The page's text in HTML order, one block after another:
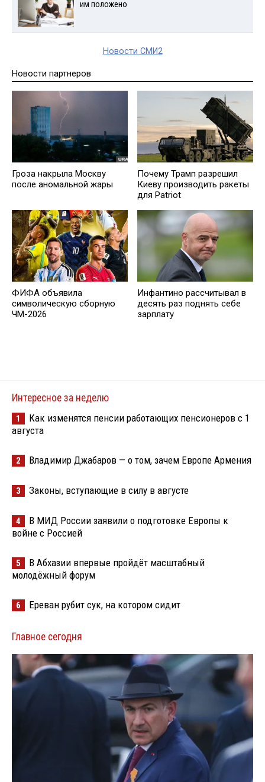
им положено
Новости СМИ2
Новости партнеров
Гроза накрыла Москву
после аномальной жары
Почему Трамп разрешил
Киеву производить ракеты
для Patriot
ФИФА объявила
символическую сборную
ЧМ-2026
Инфантино рассчитывал в
десять раз поднять себе
зарплату
Интересное за неделю
1
Как изменятся пенсии работающих пенсионеров с 1
августа
2 Владимир Джабаров — о том, зачем Европе Армения
3 Законы, вступающие в силу в августе
4
В МИД России заявили о подготовке Европы к
войне с Россией
5
В Абхазии впервые пройдёт масштабный
молодёжный форум
6 Ереван рубит сук, на котором сидит
Главное сегодня